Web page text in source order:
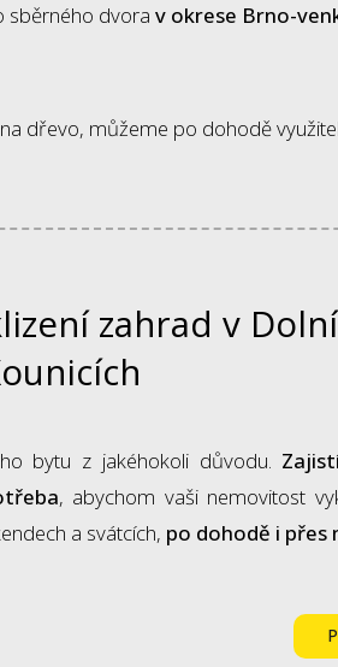
sběrného dvora v okrese Brno-
dřevo, můžeme po dohodě
zahrad v
bytu z jakéhokoli důvodu.
, abychom vaši nemovitost
a svátcích, po dohodě i přes